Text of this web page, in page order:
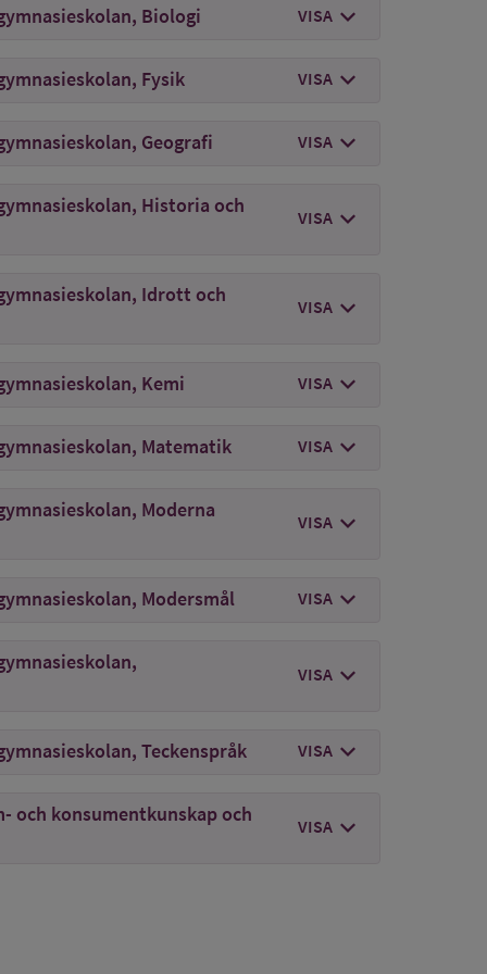
Biologi VISA mer om
chevron_right
Fysik VISA mer om
chevron_right
Geografi VISA mer om
chevron_right
Historia och
VISA mer om
chevron_right
Idrott och
VISA mer om
chevron_right
Kemi VISA mer om
chevron_right
Matematik VISA mer om
chevron_right
Moderna
VISA mer om
chevron_right
Modersmål VISA mer om
chevron_right
VISA mer om
chevron_right
Teckenspråk VISA mer om
chevron_right
och konsumentkunskap och
VISA mer om
chevron_right